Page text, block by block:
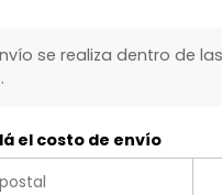
se realiza dentro de
el costo de envío